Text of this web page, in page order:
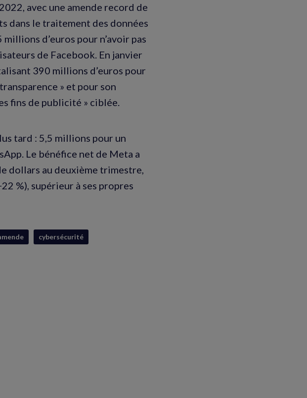
avec une amende record de
dans le traitement des données
d’euros pour n’avoir pas
de Facebook. En janvier
390 millions d’euros pour
» et pour son
fins de publicité » ciblée.
tard : 5,5 millions pour un
Le bénéfice net de Meta a
dollars au deuxième trimestre,
%), supérieur à ses propres
cybersécurité